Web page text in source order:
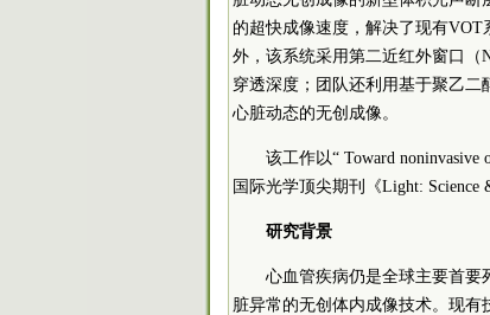
的超快成像速度，解决了现有
外，该系统采用第二近红外窗口（
穿透深度；团队还利用基于聚乙二
心脏动态的无创成像。
该工作以“ Toward noninvasive
国际光学顶尖期刊《Light: Science
研究背景
心血管疾病仍是全球主要首要
脏异常的无创体内成像技术。现有